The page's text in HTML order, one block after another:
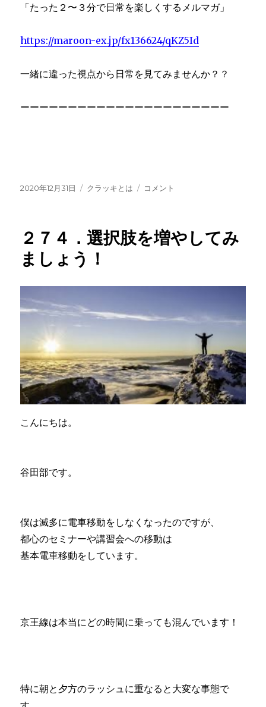
「たった２〜３分で日常を楽しくするメルマガ」
https://maroon-ex.jp/fx136624/qKZ5Id
一緒に違った視点から日常を見てみませんか？？
ーーーーーーーーーーーーーーーーーーーーーー
投
2020年12月31日
カ
ー
クラッキとは
２
分
を
ら
る
と
き
に
コメント
２７４．選択肢を増やしてみ
ましょう！
こんにちは。
谷田部です。
僕は滅多に電車移動をしなくなったのですが、
都心のセミナーや講習会への移動は
基本電車移動をしています。
京王線は本当にどの時間に乗っても混んでいます！
特に朝と夕方のラッシュに重なると大変な事態で